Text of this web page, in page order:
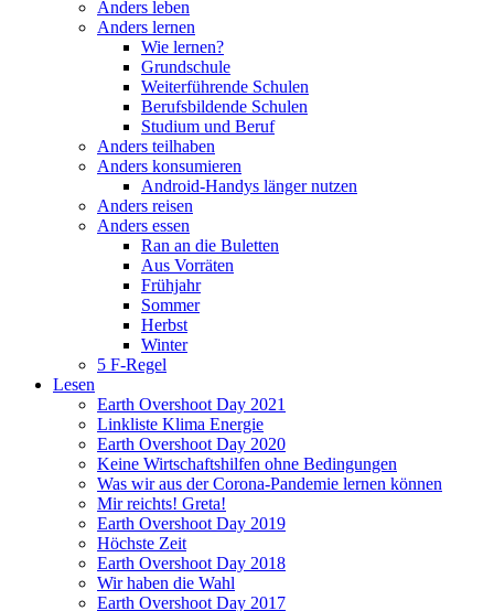
Anders leben
Anders lernen
Wie lernen?
Grundschule
Weiterführende Schulen
Berufsbildende Schulen
Studium und Beruf
Anders teilhaben
Anders konsumieren
Android-Handys länger nutzen
Anders reisen
Anders essen
Ran an die Buletten
Aus Vorräten
Frühjahr
Sommer
Herbst
Winter
5 F-Regel
Lesen
Earth Overshoot Day 2021
Linkliste Klima Energie
Earth Overshoot Day 2020
Keine Wirtschaftshilfen ohne Bedingungen
Was wir aus der Corona-Pandemie lernen können
Mir reichts! Greta!
Earth Overshoot Day 2019
Höchste Zeit
Earth Overshoot Day 2018
Wir haben die Wahl
Earth Overshoot Day 2017